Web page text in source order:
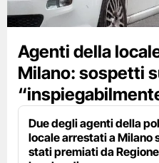
Agenti della
Milano: sospetti
Due degli agenti della
locale arrestati a Milano
stati premiati da Regione